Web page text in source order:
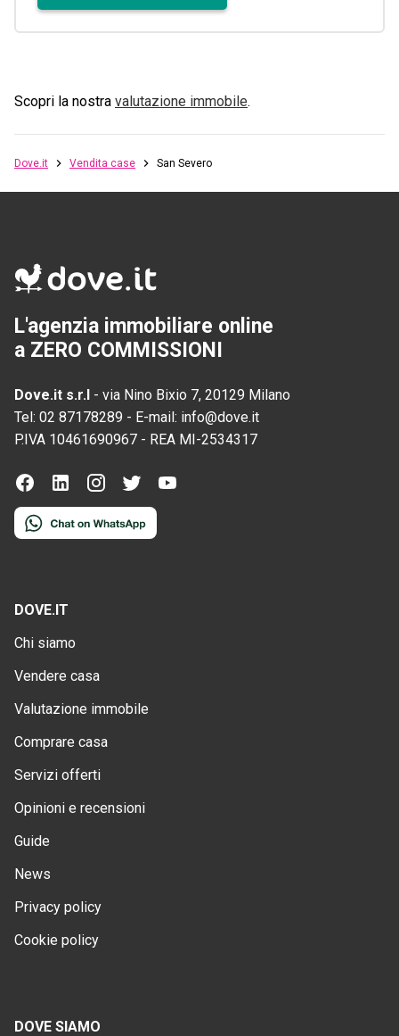
Scopri la nostra valutazione immobile.
Dove.it Vendita case San Severo
L'agenzia immobiliare online
a ZERO COMMISSIONI
Dove.it s.r.l - via Nino Bixio 7, 20129 Milano
Tel: 02 87178289 - E-mail: info@dove.it
P.IVA 10461690967 - REA MI-2534317
DOVE.IT
Chi siamo
Vendere casa
Valutazione immobile
Comprare casa
Servizi offerti
Opinioni e recensioni
Guide
News
Privacy policy
Cookie policy
DOVE SIAMO